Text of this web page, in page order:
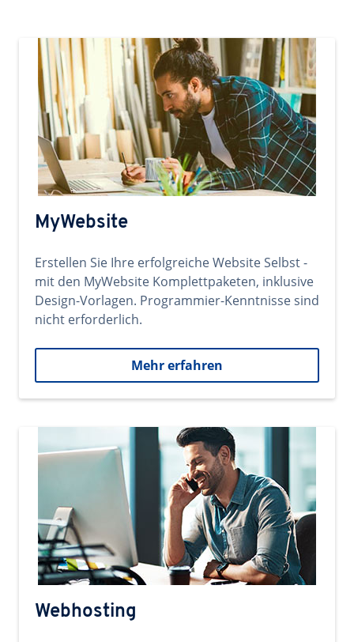
MyWebsite
Erstellen Sie Ihre erfolgreiche Website Selbst -
mit den MyWebsite Komplettpaketen, inklusive
Design-Vorlagen. Programmier-Kenntnisse sind
nicht erforderlich.
Mehr erfahren
Webhosting